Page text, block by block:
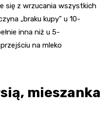
się z wrzucania wszystkich
„braku kupy” u 10-
inna niż u 5-
na mleko
mieszanka